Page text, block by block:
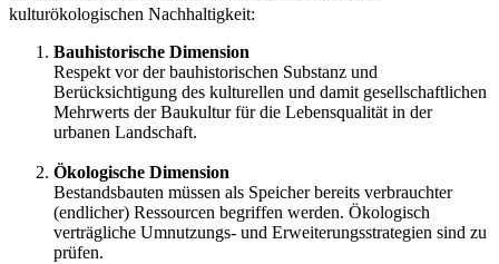
kulturökologischen Nachhaltigkeit:
Bauhistorische Dimension
Respekt vor der bauhistorischen Substanz und
Berücksichtigung des kulturellen und damit gesellschaftlichen
Mehrwerts der Baukultur für die Lebensqualität in der
urbanen Landschaft.
Ökologische Dimension
Bestandsbauten müssen als Speicher bereits verbrauchter
(endlicher) Ressourcen begriffen werden. Ökologisch
verträgliche Umnutzungs- und Erweiterungsstrategien sind zu
prüfen.